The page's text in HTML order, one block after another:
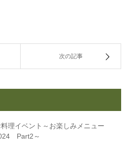
次の記事
料理イベント～お楽しみメニュー
Part2～